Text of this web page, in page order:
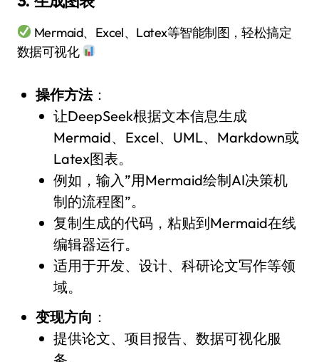
Mermaid、Excel、Latex等智能制图，轻松搞定
数据可视化
操作方法：
让DeepSeek根据文本信息生成
Mermaid、Excel、UML、Markdown或
Latex图表。
例如，输入”用Mermaid绘制AI决策机
制的流程图”。
复制生成的代码，粘贴到Mermaid在线
编辑器运行。
适用于开发、设计、科研论文写作等领
域。
变现方向 ：
提供论文、项目报告、数据可视化服